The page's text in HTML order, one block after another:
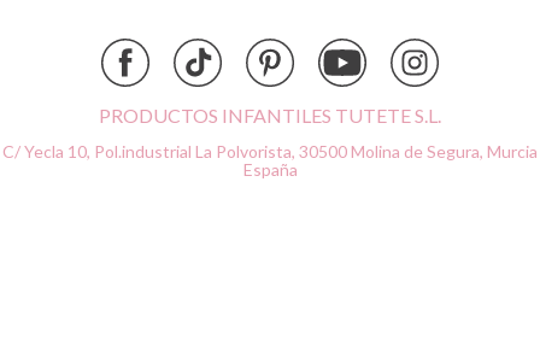
PRODUCTOS INFANTILES TUTETE S.L.
C/ Yecla 10, Pol.industrial La Polvorista, 30500 Molina de Segura, Murcia
España